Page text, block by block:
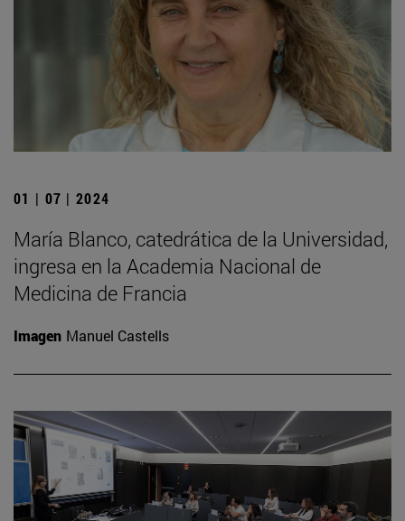
01 | 07 | 2024
María Blanco, catedrática de la Universidad,
ingresa en la Academia Nacional de
Medicina de Francia
Imagen Manuel Castells